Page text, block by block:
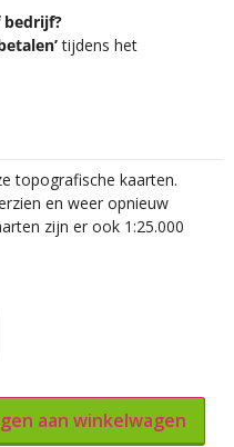
bedrijf?
tijdens het
topografische kaarten.
en weer opnieuw
zijn er ook 1:25.000
aan winkelwagen